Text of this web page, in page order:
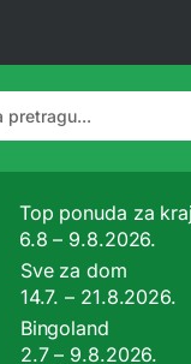
Top ponuda za
6.8 – 9.8.2026.
Sve za dom
14.7. – 21.8.2026.
Bingoland
2.7 – 9.8.2026.